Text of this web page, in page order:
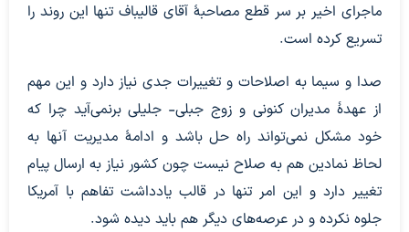
ماجرای اخیر بر سر قطع مصاحبۀ آقای قالیباف تنها این روند را
تسریع کرده است.
صدا و سیما به اصلاحات و تغییرات جدی نیاز دارد و این مهم
از عهدۀ مدیران کنونی و زوج جبلی- جلیلی برنمی‌آید چرا که
خود مشکل نمی‌تواند راه حل باشد و ادامۀ مدیریت آنها به
لحاظ نمادین هم به صلاح نیست چون کشور نیاز به ارسال پیام
تغییر دارد و این امر تنها در قالب یادداشت تفاهم با آمریکا
جلوه نکرده و در عرصه‌های دیگر هم باید دیده شود.